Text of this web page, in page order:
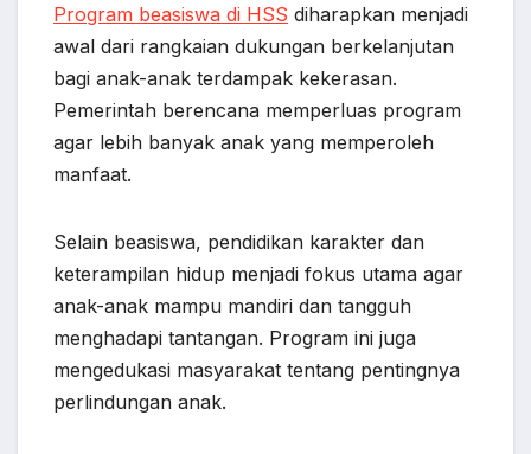
Program beasiswa di HSS diharapkan menjadi
awal dari rangkaian dukungan berkelanjutan
bagi anak-anak terdampak kekerasan.
Pemerintah berencana memperluas program
agar lebih banyak anak yang memperoleh
manfaat.
Selain beasiswa, pendidikan karakter dan
keterampilan hidup menjadi fokus utama agar
anak-anak mampu mandiri dan tangguh
menghadapi tantangan. Program ini juga
mengedukasi masyarakat tentang pentingnya
perlindungan anak.